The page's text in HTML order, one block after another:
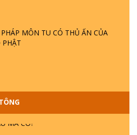
MÔN TU CÓ THỦ ẤN CỦA
THIỀN TÔNG ĐẶC BIỆT PHẦN 20